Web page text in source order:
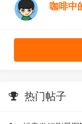
咖啡中
热门帖子